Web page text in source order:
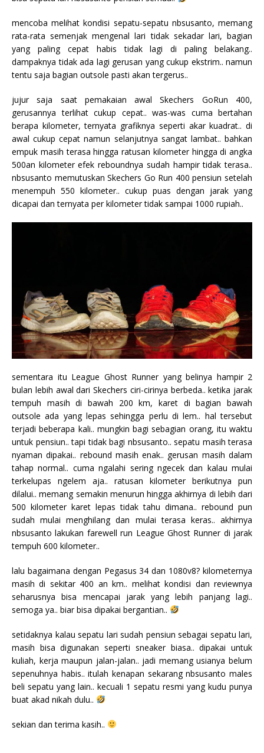
mencoba melihat kondisi sepatu-sepatu nbsusanto, memang
rata-rata semenjak mengenal lari tidak sekadar lari, bagian
yang paling cepat habis tidak lagi di paling belakang..
dampaknya tidak ada lagi gerusan yang cukup ekstrim.. namun
tentu saja bagian outsole pasti akan tergerus..
jujur saja saat pemakaian awal Skechers GoRun 400,
gerusannya terlihat cukup cepat.. was-was cuma bertahan
berapa kilometer, ternyata grafiknya seperti akar kuadrat.. di
awal cukup cepat namun selanjutnya sangat lambat.. bahkan
empuk masih terasa hingga ratusan kilometer hingga di angka
500an kilometer efek reboundnya sudah hampir tidak terasa..
nbsusanto memutuskan Skechers Go Run 400 pensiun setelah
menempuh 550 kilometer.. cukup puas dengan jarak yang
dicapai dan ternyata per kilometer tidak sampai 1000 rupiah..
sementara itu League Ghost Runner yang belinya hampir 2
bulan lebih awal dari Skechers ciri-cirinya berbeda.. ketika jarak
tempuh masih di bawah 200 km, karet di bagian bawah
outsole ada yang lepas sehingga perlu di lem.. hal tersebut
terjadi beberapa kali.. mungkin bagi sebagian orang, itu waktu
untuk pensiun.. tapi tidak bagi nbsusanto.. sepatu masih terasa
nyaman dipakai.. rebound masih enak.. gerusan masih dalam
tahap normal.. cuma ngalahi sering ngecek dan kalau mulai
terkelupas ngelem aja.. ratusan kilometer berikutnya pun
dilalui.. memang semakin menurun hingga akhirnya di lebih dari
500 kilometer karet lepas tidak tahu dimana.. rebound pun
sudah mulai menghilang dan mulai terasa keras.. akhirnya
nbsusanto lakukan farewell run League Ghost Runner di jarak
tempuh 600 kilometer..
lalu bagaimana dengan Pegasus 34 dan 1080v8? kilometernya
masih di sekitar 400 an km.. melihat kondisi dan reviewnya
seharusnya bisa mencapai jarak yang lebih panjang lagi..
semoga ya.. biar bisa dipakai bergantian..
setidaknya kalau sepatu lari sudah pensiun sebagai sepatu lari,
masih bisa digunakan seperti sneaker biasa.. dipakai untuk
kuliah, kerja maupun jalan-jalan.. jadi memang usianya belum
sepenuhnya habis.. itulah kenapan sekarang nbsusanto males
beli sepatu yang lain.. kecuali 1 sepatu resmi yang kudu punya
buat akad nikah dulu..
sekian dan terima kasih..